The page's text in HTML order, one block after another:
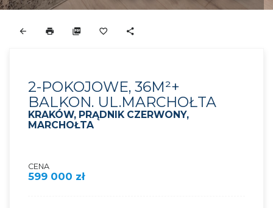
2-POKOJOWE, 36M²+
BALKON. UL.MARCHOŁTA
KRAKÓW, PRĄDNIK CZERWONY,
MARCHOŁTA
CENA
599 000 zł